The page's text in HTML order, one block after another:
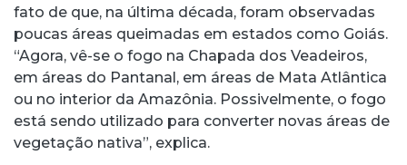
fato de que, na última década, foram observadas
poucas áreas queimadas em estados como Goiás.
“Agora, vê-se o fogo na Chapada dos Veadeiros,
em áreas do Pantanal, em áreas de Mata Atlântica
ou no interior da Amazônia. Possivelmente, o fogo
está sendo utilizado para converter novas áreas de
vegetação nativa”, explica.